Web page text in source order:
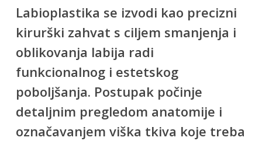
Labioplastika se izvodi kao precizni
kirurški zahvat s ciljem smanjenja i
oblikovanja labija radi
funkcionalnog i estetskog
poboljšanja. Postupak počinje
detaljnim pregledom anatomije i
označavanjem viška tkiva koje treba